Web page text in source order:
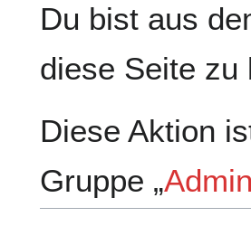
Du bist aus
diese Seite zu
Diese Aktion
Gruppe „